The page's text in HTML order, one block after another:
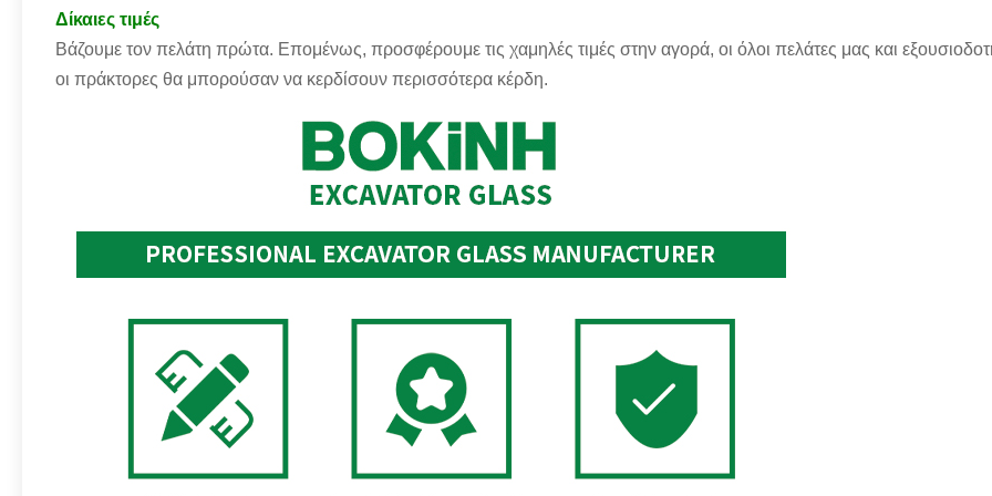
Δίκαιες τιμές
Βάζουμε τον πελάτη πρώτα. Επομένως, προσφέρουμε τις χαμηλές τιμές στην αγορά, οι όλοι πελάτες μας και
οι πράκτορες θα μπορούσαν να κερδίσουν περισσότερα κέρδη.